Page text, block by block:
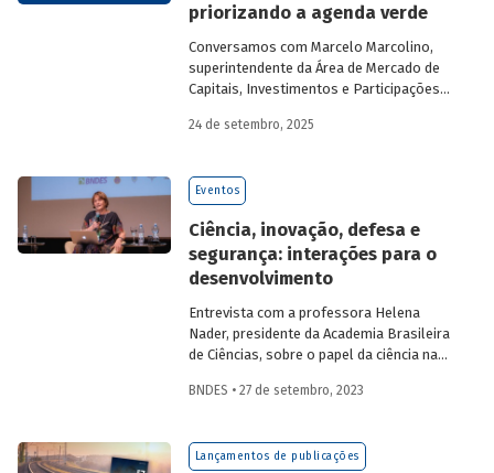
priorizando a agenda verde
Conversamos com Marcelo Marcolino,
superintendente da Área de Mercado de
Capitais, Investimentos e Participações
novas empresas investidas pela
Finanças e Gente e Gestão da Santa Clara
Agrociência Industrial, e Eduardo Couto,
importância da atuação de bancos de
desenvolvimento no mercado de capitais,
a nova estratégia do BNDES e os planos
24 de setembro, 2025
Eventos
Ciência, inovação, defesa e
segurança: interações para o
desenvolvimento
Entrevista com a professora Helena
Nader, presidente da Academia Brasileira
de Ciências, sobre o papel da ciência na
importância da multidisciplinaridade e da
BNDES • 27 de setembro, 2023
Lançamentos de publicações